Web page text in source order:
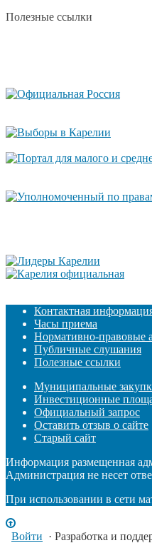
Полезные ссылки
Контактная
Часы приема
Нормативно-правовые
Публичные слушания
Полезные ссылки
Муниципальные
Инвестиционные
Официальный запрос
Оставить отзыв о сайте
Старый сайт
Информация размещенная
Администрация не несет
При использовании в сети
Войти · Разработка и